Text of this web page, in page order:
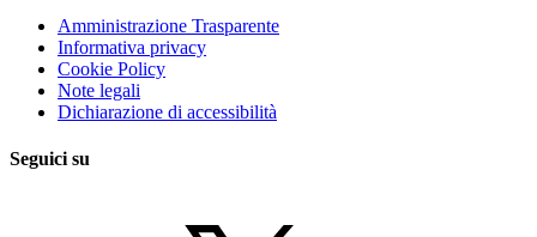
Amministrazione Trasparente
Informativa privacy
Cookie Policy
Note legali
Dichiarazione di accessibilità
Seguici su